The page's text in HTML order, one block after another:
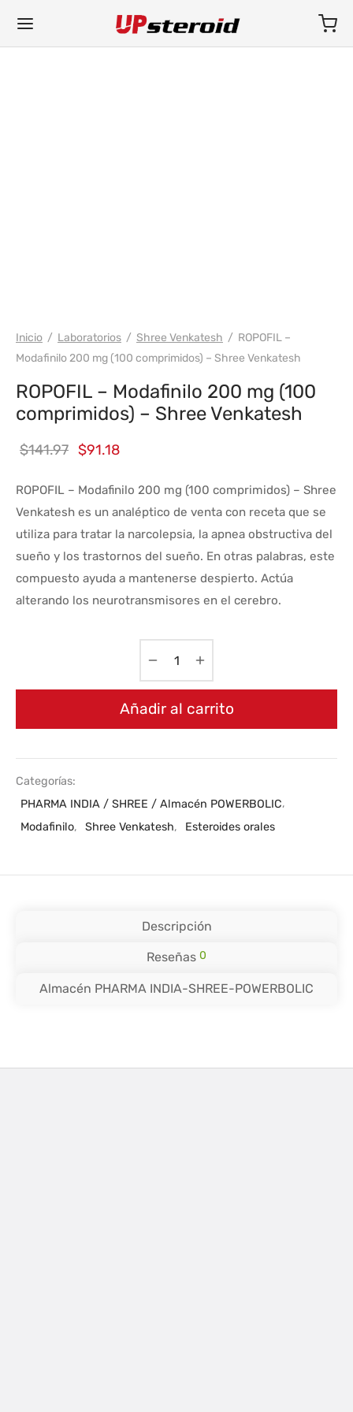
Inicio / Laboratorios / Shree Venkatesh / ROPOFIL –
Modafinilo 200 mg (100 comprimidos) – Shree Venkatesh
ROPOFIL – Modafinilo 200 mg (100
comprimidos) – Shree Venkatesh
$141.97 El
era:
$141.97.
$91.18
$91.18.
ROPOFIL – Modafinilo 200 mg (100 comprimidos) – Shree
Venkatesh es un analéptico de venta con receta que se
utiliza para tratar la narcolepsia, la apnea obstructiva del
sueño y los trastornos del sueño. En otras palabras, este
compuesto ayuda a mantenerse despierto. Actúa
alterando los neurotransmisores en el cerebro.
Añadir al carrito
Categorías:
PHARMA INDIA / SHREE / Almacén POWERBOLIC,
Modafinilo, Shree Venkatesh, Esteroides orales
Descripción
Reseñas 0
Almacén PHARMA INDIA-SHREE-POWERBOLIC